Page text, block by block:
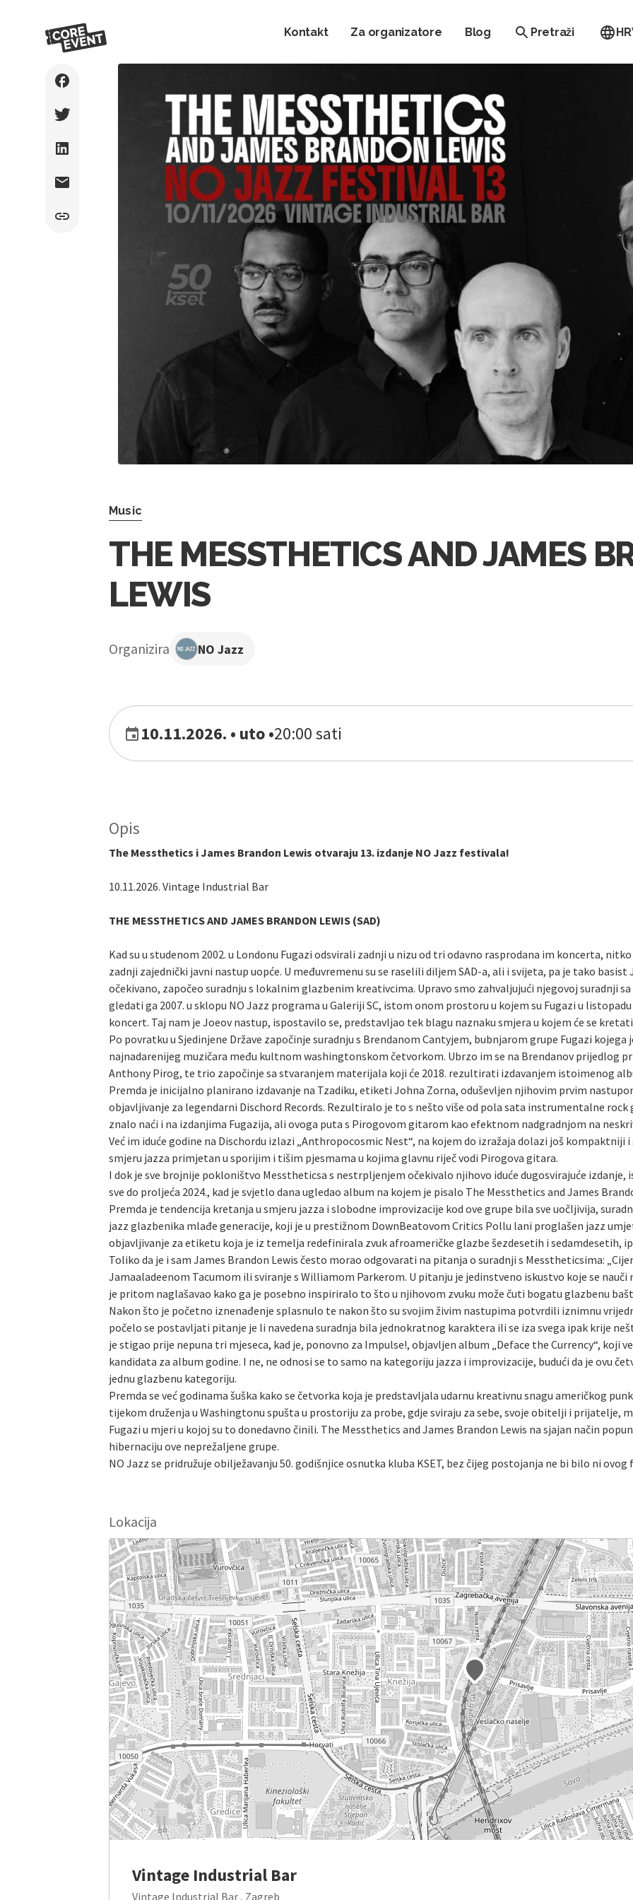
Kontakt Za organizatore Blog Pretraži
Music
THE MESSTHETICS AND JAMES
LEWIS
Organizira NO Jazz
10.11.2026. • uto•20:00 sati
Opis
The Messthetics i James Brandon Lewis otvaraju 13. izdanje NO Jazz festivala!
10.11.2026. Vintage Industrial Bar
THE MESSTHETICS AND JAMES BRANDON LEWIS (SAD)
Kad su u studenom 2002. u Londonu Fugazi odsvirali zadnji u nizu od tri odavno rasprodana im koncerta,
zadnji zajednički javni nastup uopće. U međuvremenu su se raselili diljem SAD-a, ali i svijeta, pa je tako basist
očekivano, započeo suradnju s lokalnim glazbenim kreativcima. Upravo smo zahvaljujući njegovoj suradnji
gledati ga 2007. u sklopu NO Jazz programa u Galeriji SC, istom onom prostoru u kojem su Fugazi u
koncert. Taj nam je Joeov nastup, ispostavilo se, predstavljao tek blagu naznaku smjera u kojem će se
Po povratku u Sjedinjene Države započinje suradnju s Brendanom Cantyjem, bubnjarom grupe Fugazi
najnadarenijeg muzičara među kultnom washingtonskom četvorkom. Ubrzo im se na Brendanov prijedlog
Anthony Pirog, te trio započinje sa stvaranjem materijala koji će 2018. rezultirati izdavanjem istoimenog
Premda je inicijalno planirano izdavanje na Tzadiku, etiketi Johna Zorna, oduševljen njihovim prvim
objavljivanje za legendarni Dischord Records. Rezultiralo je to s nešto više od pola sata instrumentalne
znalo naći i na izdanjima Fugazija, ali ovoga puta s Pirogovom gitarom kao efektnom nadgradnjom na
Već im iduće godine na Dischordu izlazi „Anthropocosmic Nest“, na kojem do izražaja dolazi još kompaktniji
smjeru jazza primjetan u sporijim i tišim pjesmama u kojima glavnu riječ vodi Pirogova gitara.
I dok je sve brojnije pokloništvo Messtheticsa s nestrpljenjem očekivalo njihovo iduće dugosvirajuće izdanje,
sve do proljeća 2024., kad je svjetlo dana ugledao album na kojem je pisalo The Messthetics and James
Premda je tendencija kretanja u smjeru jazza i slobodne improvizacije kod ove grupe bila sve uočljivija,
jazz glazbenika mlađe generacije, koji je u prestižnom DownBeatovom Critics Pollu lani proglašen jazz
objavljivanje za etiketu koja je iz temelja redefinirala zvuk afroameričke glazbe šezdesetih i sedamdesetih,
Toliko da je i sam James Brandon Lewis često morao odgovarati na pitanja o suradnji s Messtheticsima:
Jamaaladeenom Tacumom ili sviranje s Williamom Parkerom. U pitanju je jedinstveno iskustvo koje se
je pritom naglašavao kako ga je posebno inspiriralo to što u njihovom zvuku može čuti bogatu glazbenu
Nakon što je početno iznenađenje splasnulo te nakon što su svojim živim nastupima potvrdili iznimnu
počelo se postavljati pitanje je li navedena suradnja bila jednokratnog karaktera ili se iza svega ipak krije
je stigao prije nepuna tri mjeseca, kad je, ponovno za Impulse!, objavljen album „Deface the Currency“, koji
kandidata za album godine. I ne, ne odnosi se to samo na kategoriju jazza i improvizacije, budući da je ovu
jednu glazbenu kategoriju.
Premda se već godinama šuška kako se četvorka koja je predstavljala udarnu kreativnu snagu američkog
tijekom druženja u Washingtonu spušta u prostoriju za probe, gdje sviraju za sebe, svoje obitelji i prijatelje,
Fugazi u mjeri u kojoj su to donedavno činili. The Messthetics and James Brandon Lewis na sjajan način
hibernaciju ove neprežaljene grupe.
NO Jazz se pridružuje obilježavanju 50. godišnjice osnutka kluba KSET, bez čijeg postojanja ne bi bilo ni ovog
Lokacija
Vintage Industrial Bar
Vintage Industrial Bar , Zagreb